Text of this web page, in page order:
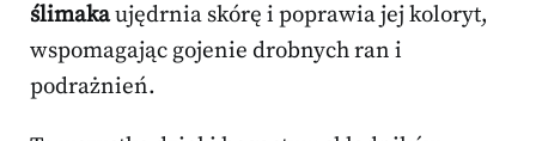
ślimakaujędrnia skórę i poprawia jej koloryt,
wspomagając gojenie drobnych ran i
podrażnień.